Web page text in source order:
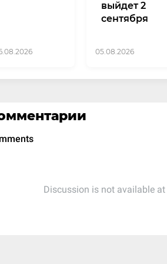
выйдет 2
сентября
05.08.2026